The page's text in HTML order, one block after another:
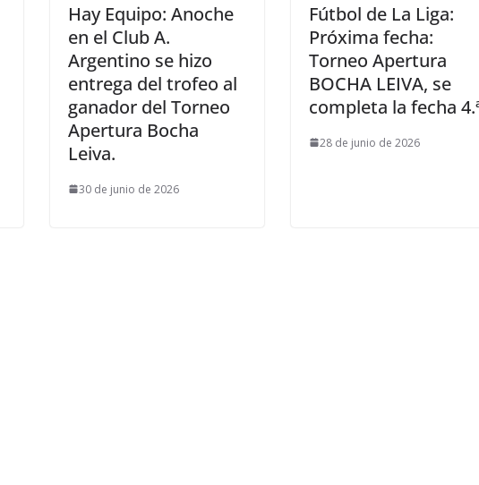
Hay Equipo: Anoche
en el Club A.
Argentino se hizo
entrega del trofeo al
ganador del Torneo
Apertura Bocha
Leiva.
30 de junio de 2026
Fútbol de La Liga:
Próxima fecha:
Torneo Apertura
BOCHA LEIVA, se
completa la fecha
28 de junio de 2026